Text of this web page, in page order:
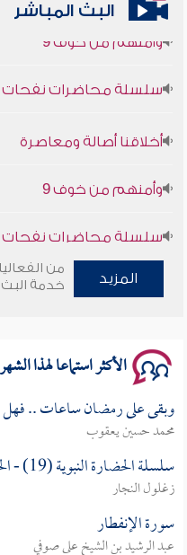
البث المباشر
سلسلة محاضرات نفحات
أخلاقنا أصالة ومعاصرة
وأمنهم من خوف 9
سلسلة محاضرات نفحات
المزيد
من
خدمة البث
الأكثر استماعا لهذا الشهر
وبقى على رمضان ساعات .. فهل
محمد حسين يعقوب
سلسلة الحضارة النبوية (19) - الخَلقُ من الرزق
زغلول النجار
سورة الإنفطار
عبد الرشيد بن الشيخ علي صوفي